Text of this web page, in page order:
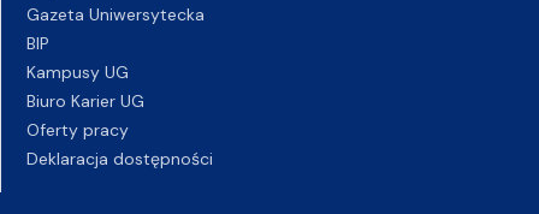
Gazeta Uniwersytecka
BIP
Kampusy UG
Biuro Karier UG
Oferty pracy
Deklaracja dostępności